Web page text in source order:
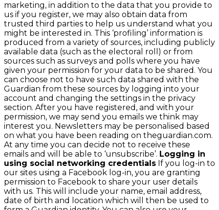
marketing, in addition to the data that you provide to
us if you register, we may also obtain data from
trusted third parties to help us understand what you
might be interested in. This ‘profiling’ information is
produced from a variety of sources, including publicly
available data (such as the electoral roll) or from
sources such as surveys and polls where you have
given your permission for your data to be shared. You
can choose not to have such data shared with the
Guardian from these sources by logging into your
account and changing the settings in the privacy
section. After you have registered, and with your
permission, we may send you emails we think may
interest you. Newsletters may be personalised based
on what you have been reading on theguardian.com.
At any time you can decide not to receive these
emails and will be able to ‘unsubscribe’. Logging in
using social networking credentials If you log-in to
our sites using a Facebook log-in, you are granting
permission to Facebook to share your user details
with us. This will include your name, email address,
date of birth and location which will then be used to